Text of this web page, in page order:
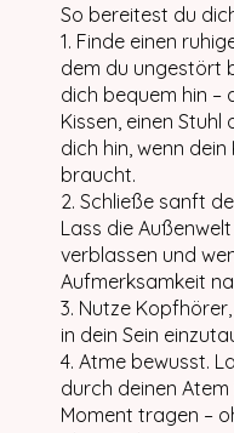
So bereitest du
1. Finde einen
dem du ungestört
dich bequem hin –
Kissen, einen Stuhl
dich hin, wenn dein
braucht.
2. Schließe sanft
Lass die Außenwelt
verblassen und
Aufmerksamkeit
3. Nutze
in dein Sein
4. Atme bewusst.
durch deinen Atem
Moment tragen –